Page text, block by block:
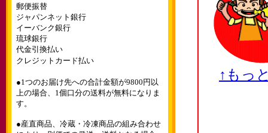
郵便振替
ジャパンネット銀行
イーバンク銀行
琉球銀行
代金引換払い
クレジットカード払い
●1つのお届け先への合計金額が9800円以
上の場合、1個口分の送料が無料になりま
す。
●産直商品、冷蔵・冷凍商品の組み合わせ
↑もっ